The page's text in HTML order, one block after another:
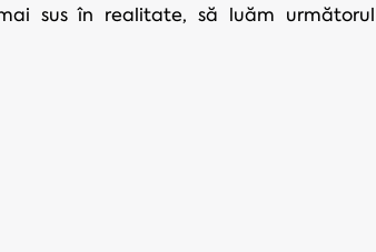
sus în realitate, să luăm următorul